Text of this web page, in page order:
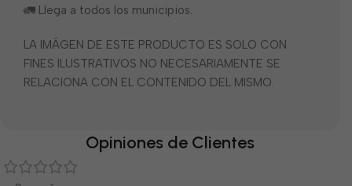
🚛 Llega a todos los municipios.
LA IMÁGEN DE ESTE PRODUCTO ES SOLO CON
FINES ILUSTRATIVOS NO NECESARIAMENTE SE
RELACIONA CON EL CONTENIDO DEL MISMO.
Opiniones de Clientes